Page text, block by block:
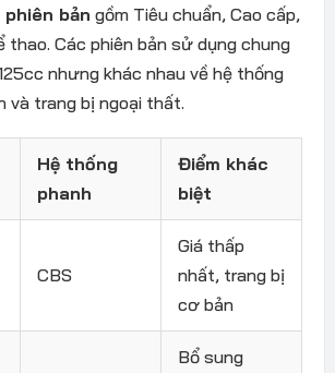
phiên bản gồm Tiêu chuẩn, Cao cấp,
thao. Các phiên bản sử dụng chung
nhưng khác nhau về hệ thống
và trang bị ngoại thất.
Hệ thống
phanh
Điểm khác
biệt
CBS
Giá thấp
nhất, trang bị
cơ bản
Bổ sung